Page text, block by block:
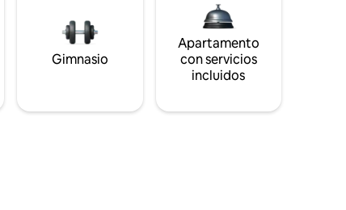
Gimnasio
Apartamento
con servicios
incluidos